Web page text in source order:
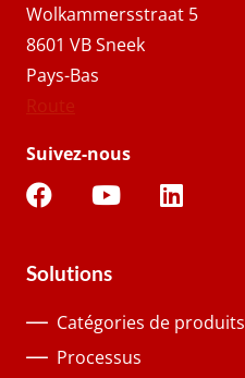
Wolkammersstraat 5
8601 VB Sneek
Pays-Bas
Route
Suivez-nous
Solutions
Catégories de produits
Processus